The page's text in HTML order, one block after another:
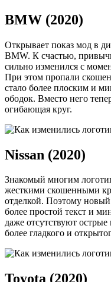
BMW (2020)
Открывает показ мод в
BMW. К счастью,
сильно изменился с
При этом пропали
стало более плоским и
ободок. Вместо него
огибающая круг.
Nissan (2020)
Знакомый многим
жесткими скошенными
отделкой. Поэтому
более простой текст и
даже отсутствуют
более гладкого и
Toyota (2020)